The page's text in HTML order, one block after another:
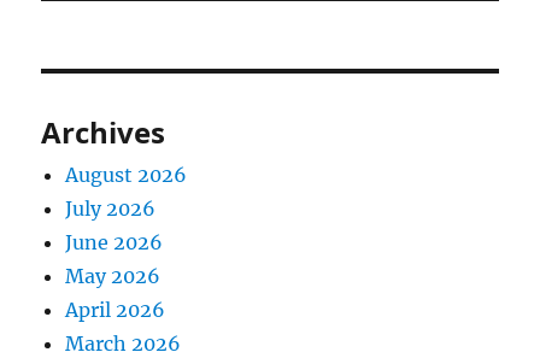
Archives
August 2026
July 2026
June 2026
May 2026
April 2026
March 2026